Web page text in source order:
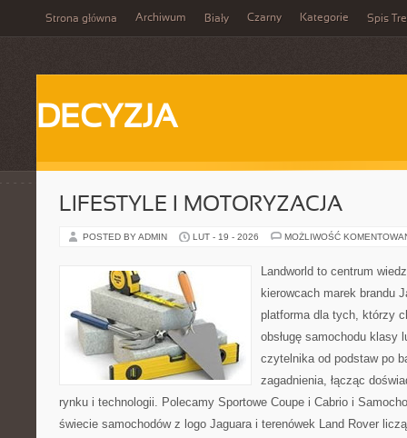
Strona główna Archiwum Biały Czarny Kategorie Spis
DECYZJA
LIFESTYLE I MOTORYZACJA
POSTED BY ADMIN LUT - 19 - 2026 MOŻLIWOŚĆ
Landworld to centrum
kierowcach marek brandu
platforma dla tych, którzy
obsługę samochodu klasy
czytelnika od podstaw po
zagadnienia, łącząc
rynku i technologii. Polecamy Sportowe Coupe i Cabrio i
świecie samochodów z logo Jaguara i terenówek Land Rover